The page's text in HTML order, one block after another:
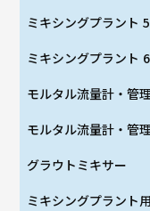
ミキシングプラント 5
ミキシングプラント 6
モルタル流量計・管
モルタル流量計・管
グラウトミキサー
ミキシングプラント